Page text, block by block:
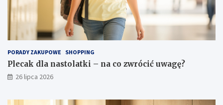
PORADY ZAKUPOWE SHOPPING
Plecak dla nastolatki – na co zwrócić uwagę?
26 lipca 2026